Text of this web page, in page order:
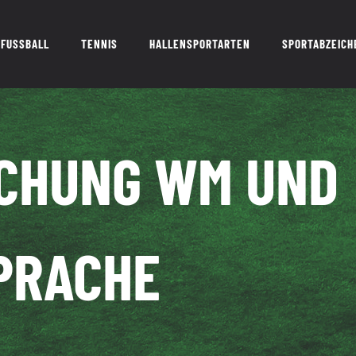
FUSSBALL TENNIS HALLENSPORTARTEN
WM UND